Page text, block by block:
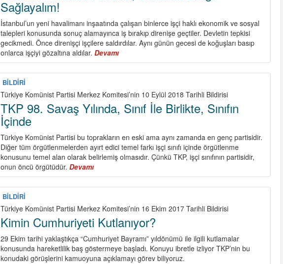
Sağlayalım!
İstanbul’un yeni havalimanı inşaatında çalışan binlerce işçi haklı ekonomik ve sosyal
talepleri konusunda sonuç alamayınca iş bırakıp direnişe geçtiler. Devletin tepkisi
gecikmedi. Önce direnişçi işçilere saldırdılar. Aynı günün gecesi de koğuşları basıp
onlarca işçiyi gözaltına aldılar.Devamı
Havalimanı
İşçileri
Dayanışmayı
Yükseltelim,
Sınıf
Sendikal
Birliği
Sağlayalım!
BİLDİRİ
Türkiye Komünist Partisi Merkez Komitesi’nin 10 Eylül 2018 Tarihli Bildirisi
TKP 98. Savaş Yılında, Sınıf İle Birlikte, Sınıfın
İçinde
Türkiye Komünist Partisi bu toprakların en eski ama aynı zamanda en genç partisidir.
Diğer tüm örgütlenmelerden ayırt edici temel farkı işçi sınıfı içinde örgütlenme
konusunu temel alan olarak belirlemiş olmasıdır. Çünkü TKP, işçi sınıfının partisidir,
onun öncü örgütüdür.Devamı
TKP
98.
Yılında,
Sınıf
İle
Birlikte,
Sınıfın
İçinde
BİLDİRİ
Türkiye Komünist Partisi Merkez Komitesi’nin 16 Ekim 2017 Tarihli Bildirisi
Kimin Cumhuriyeti Kutlanıyor?
29 Ekim tarihi yaklaştıkça “Cumhuriyet Bayramı” yıldönümü ile ilgili kutlamalar
konusunda hareketlilik baş göstermeye başladı. Konuyu ibretle izliyor TKP’nin bu
konudaki görüşlerini kamuoyuna açıklamayı görev biliyoruz.